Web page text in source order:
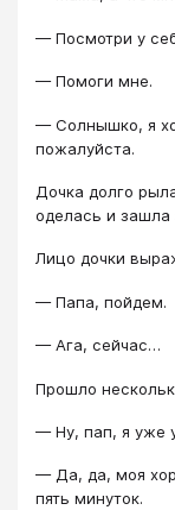
— Посмотри у
— Помоги мне.
— Солнышко, я
пожалуйста.
Дочка долго
оделась и зашла
Лицо дочки
— Папа, пойдем.
— Ага, сейчас…
Прошло
— Ну, пап, я уже
— Да, да, моя
пять минуток.